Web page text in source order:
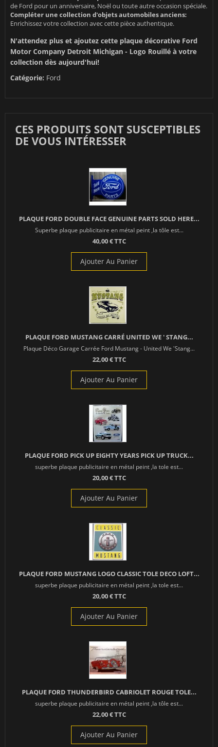
de Ford pour un anniversaire, Noël ou toute autre occasion spéciale.
Compléter une collection d'objets automobiles anciens:
Enrichissez votre collection avec cette pièce authentique.
N'attendez plus et ajoutez cette plaque décorative Ford
Motor Company Detroit Michigan - Logo Rouillé à votre
collection dès aujourd'hui!
Catégorie: Ford
CES PRODUITS SONT SUSCEPTIBLES
DE VOUS INTÉRESSER
PLAQUE FORD DOUBLE FACE GENUINE PARTS SOLD HERE...
Superbe plaque publicitaire en métal peint ,la tôle est...
40,00 € TTC
Ajouter Au Panier
PLAQUE FORD MUSTANG CARRÉ UNITED WE ' STANG...
Plaque Déco Garage Carrée Ford Mustang - United We 'Stang...
22,00 € TTC
Ajouter Au Panier
PLAQUE FORD PICK UP EIGHTY YEARS PICK UP TRUCK...
superbe plaque publicitaire en métal peint ,la tole est...
20,00 € TTC
Ajouter Au Panier
PLAQUE FORD MUSTANG LOGO CLASSIC TOLE DECO LOFT...
superbe plaque publicitaire en métal peint ,la tole est...
20,00 € TTC
Ajouter Au Panier
PLAQUE FORD THUNDERBIRD CABRIOLET ROUGE TOLE...
superbe plaque publicitaire en métal peint ,la tôle est...
22,00 € TTC
Ajouter Au Panier